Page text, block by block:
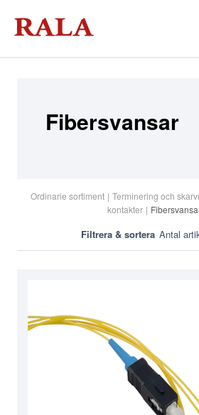
Fibersvansar
Ordinarie sortiment | Terminering och
kontakter |
Filtrera & sortera Antal